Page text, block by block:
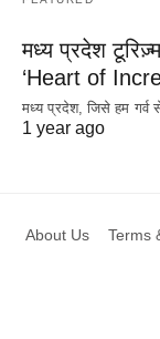
मध्य प्रदेश
‘Heart of
मध्य प्रदेश, जिसे हम
1 year ago
About Us Terms